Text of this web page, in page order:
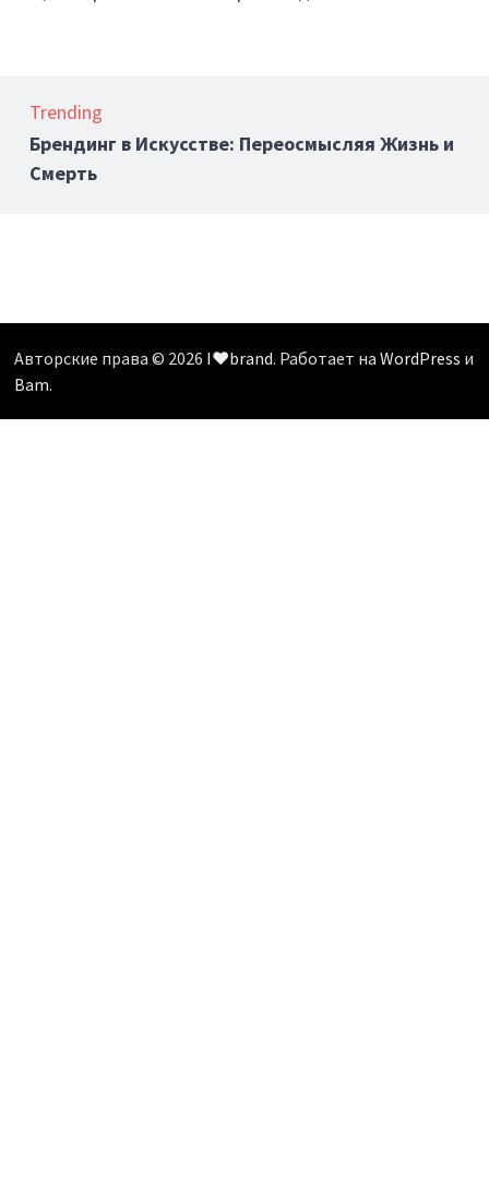
Trending
Брендинг в Искусстве: Переосмысляя Жизнь и
Смерть
Авторские права © 2026 I❤️brand. Работает наWordPress и
Bam.